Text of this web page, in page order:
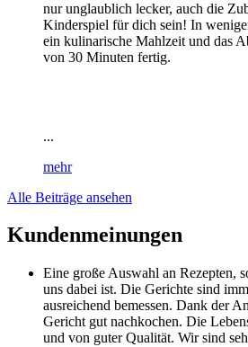
nur unglaublich lecker, auch die
Kinderspiel für dich sein! In
ein kulinarische Mahlzeit und das
von 30 Minuten fertig.
...
mehr
Alle Beiträge ansehen
Kundenmeinungen
Eine große Auswahl an Rezepten,
uns dabei ist. Die Gerichte sind
ausreichend bemessen. Dank der
Gericht gut nachkochen. Die
und von guter Qualität. Wir sind